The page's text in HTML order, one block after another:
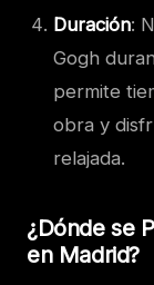
Duración:
Gogh
permite
obra y
relajada.
¿Dónde se
en Madrid?